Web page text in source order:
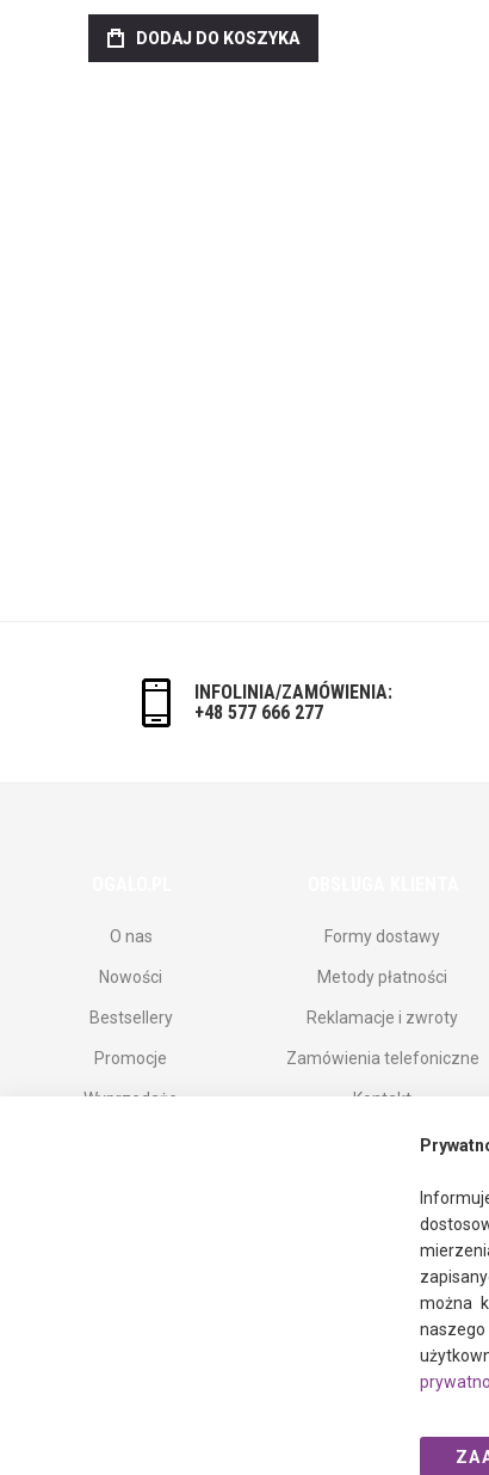
DODAJ DO KOSZYKA
INFOLINIA/ZAMÓWIENIA:
+48 577 666 277
O nas
Nowości
Bestsellery
Promocje
Wyprzedaże
Formy dostawy
Metody płatności
Reklamacje i zwroty
Zamówienia telefoniczne
Kontakt
można